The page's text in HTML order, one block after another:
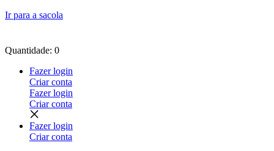
Ir para a sacola
Quantidade: 0
Fazer login
Criar conta
Fazer login
Criar conta
Fazer login
Criar conta